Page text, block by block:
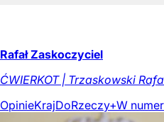
Rafał Zaskoczyciel
ĆWIERKOT | Trzaskowski
OpinieKrajDoRzeczy+W